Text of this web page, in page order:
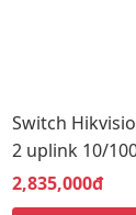
Switch
2 uplink 10/
DS-3E1318P-EI/
Giá bán:
2,835,000đ